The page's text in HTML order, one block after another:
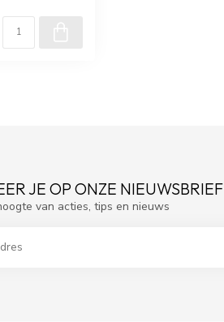
JE OP ONZE NIEUWSBRIEF
van acties, tips en nieuws